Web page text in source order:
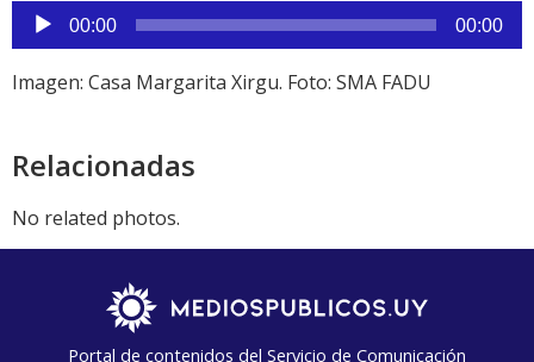
Reproductor
de
audio
00:00 00:00
Imagen: Casa Margarita Xirgu. Foto: SMA FADU
Relacionadas
No related photos.
Portal de contenidos del Servicio de Comunicación